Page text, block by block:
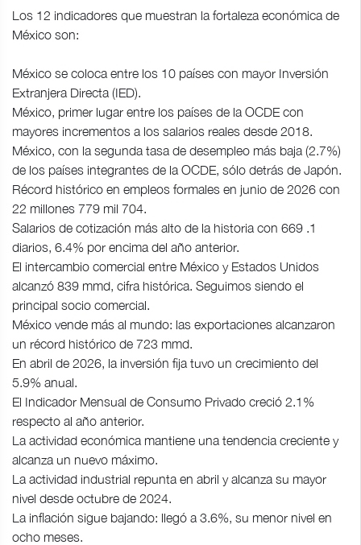
Los 12 indicadores que muestran la fortaleza económica de
México son:
México se coloca entre los 10 países con mayor Inversión
Extranjera Directa (IED).
México, primer lugar entre los países de la OCDE con
mayores incrementos a los salarios reales desde 2018.
México, con la segunda tasa de desempleo más baja (2.7%)
de los países integrantes de la OCDE, sólo detrás de Japón.
Récord histórico en empleos formales en junio de 2026 con
22 millones 779 mil 704.
Salarios de cotización más alto de la historia con 669 .1
diarios, 6.4% por encima del año anterior.
El intercambio comercial entre México y Estados Unidos
alcanzó 839 mmd, cifra histórica. Seguimos siendo el
principal socio comercial.
México vende más al mundo: las exportaciones alcanzaron
un récord histórico de 723 mmd.
En abril de 2026, la inversión fija tuvo un crecimiento del
5.9% anual.
El Indicador Mensual de Consumo Privado creció 2.1%
respecto al año anterior.
La actividad económica mantiene una tendencia creciente y
alcanza un nuevo máximo.
La actividad industrial repunta en abril y alcanza su mayor
nivel desde octubre de 2024.
La inflación sigue bajando: llegó a 3.6%, su menor nivel en
ocho meses.